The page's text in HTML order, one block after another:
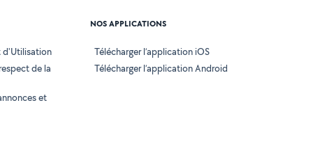
d'Utilisation
de la
et
NOS APPLICATIONS
Télécharger l’application iOS
Télécharger l’application Android